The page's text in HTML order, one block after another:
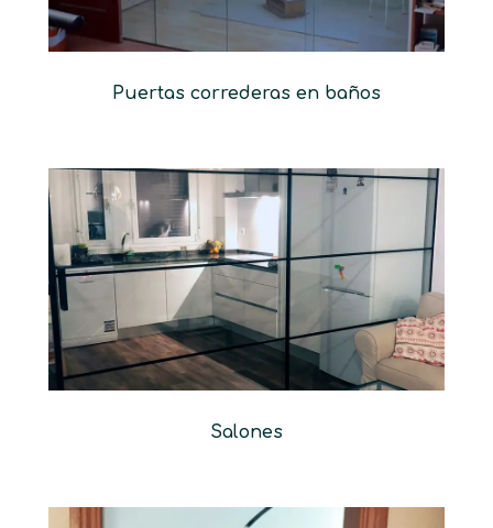
Puertas correderas en baños
Salones